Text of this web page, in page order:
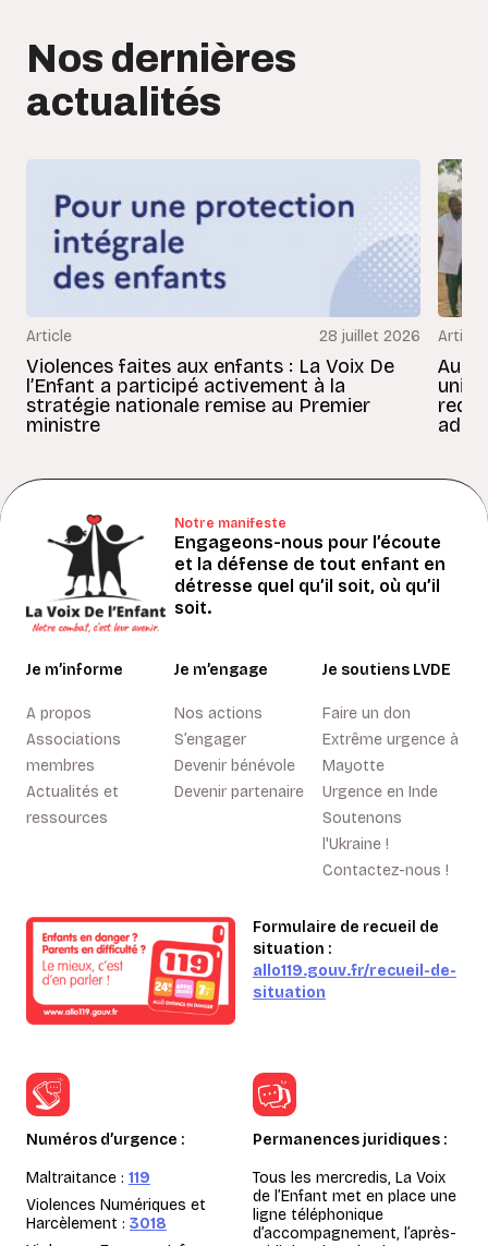
Nos dernières
actualités
Article 28 juillet 2026
Violences faites aux enfants : La Voix De
l’Enfant a participé activement à la
stratégie nationale remise au Premier
ministre
Article
Au
Notre manifeste
Engageons-nous pour l’écoute
et la défense de tout enfant en
détresse quel qu’il soit, où qu’il
soit.
Je m’informe
A propos
Associations
membres
Actualités et
ressources
Je m’engage
Nos actions
S’engager
Devenir bénévole
Devenir partenaire
Je soutiens LVDE
Faire un don
Extrême urgence à
Mayotte
Urgence en Inde
Soutenons
l'Ukraine !
Contactez-nous !
Formulaire de recueil de
situation :
allo119.gouv.fr/recueil-de-
situation
Numéros d’urgence :
Maltraitance : 119
Violences Numériques et
Harcèlement : 3018
Permanences juridiques :
Tous les mercredis, La Voix
de l’Enfant met en place une
ligne téléphonique
d’accompagnement, l’après-